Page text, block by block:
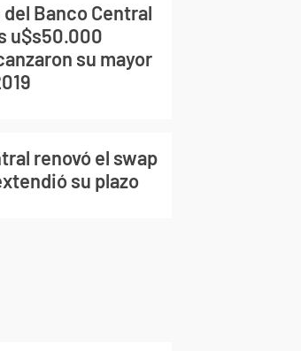
Banco Central
u$s50.000
su mayor
renovó el swap
su plazo